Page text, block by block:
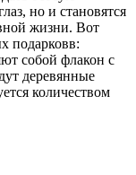
но и становятся
жизни. Вот
подарковв:
собой флакон с
деревянные
количеством